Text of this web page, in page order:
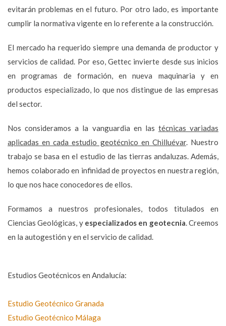
evitarán problemas en el futuro. Por otro lado, es importante
cumplir la normativa vigente en lo referente a la construcción.
El mercado ha requerido siempre una demanda de productor y
servicios de calidad. Por eso, Gettec invierte desde sus inicios
en programas de formación, en nueva maquinaria y en
productos especializado, lo que nos distingue de las empresas
del sector.
Nos consideramos a la vanguardia en las técnicas variadas
aplicadas en cada estudio geotécnico en Chilluévar. Nuestro
trabajo se basa en el estudio de las tierras andaluzas. Además,
hemos colaborado en infinidad de proyectos en nuestra región,
lo que nos hace conocedores de ellos.
Formamos a nuestros profesionales, todos titulados en
Ciencias Geológicas, y especializados en geotecnia. Creemos
en la autogestión y en el servicio de calidad.
Estudios Geotécnicos en Andalucía:
Estudio Geotécnico Granada
Estudio Geotécnico Málaga